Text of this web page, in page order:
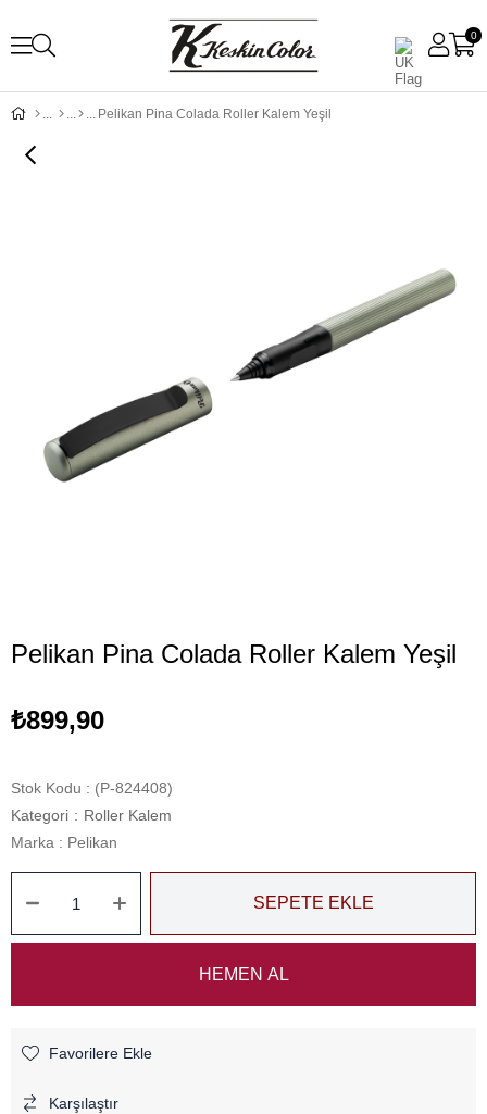
0
Pelikan Pina Colada Roller Kalem Yeşil
Pelikan Pina Colada Roller Kalem Yeşil
₺899,90
Stok Kodu
(P-824408)
Kategori : Roller Kalem
Marka : Pelikan
Favorilere Ekle
Karşılaştır